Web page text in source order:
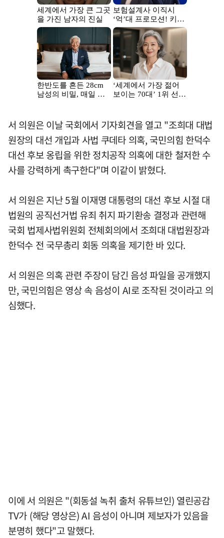
서 의원은 이날 국회에서 기자회견을 열고 "조희대 대법
원장의 대선 개입과 사법 쿠데타 의혹, 국민의힘 한덕수
대선 후보 옹립을 위한 정치공작 의혹에 대한 철저한 수
사를 강력하게 촉구한다"며 이같이 밝혔다.
서 의원은 지난 5월 이재명 대통령의 대선 후보 시절 대
법원의 공직선거법 유죄 취지 파기환송 결정과 관련해
국회 법제사법위원회 전체회의에서 조희대 대법원장과
한덕수 전 국무총리 회동 의혹을 제기한 바 있다.
서 의원은 의혹 관련 주장이 담긴 음성 파일을 공개했지
만, 국민의힘은 영상 속 음성이 AI로 조작된 것이라고 의
심했다.
이에 서 의원은 "(회동설 녹취 출처 유튜브인) 열린공감
TV가 (해당 영상은) AI 음성이 아니며 제보자가 있음을
분명히 했다"고 말했다.